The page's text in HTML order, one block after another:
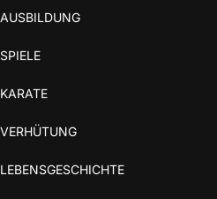
AUSBILDUNG
SPIELE
KARATE
VERHÜTUNG
LEBENSGESCHICHTE